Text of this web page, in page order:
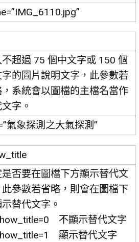
超過 75 個中文字或 150 個
字的圖片說明文字，此參數若
，系統會以圖檔的主檔名當作
字。
氣象探測之大氣探測”
否要在圖檔下方顯示替代文
此參數若省略，則會在圖檔下
替代文字。
不顯示替代文字
顯示替代文字